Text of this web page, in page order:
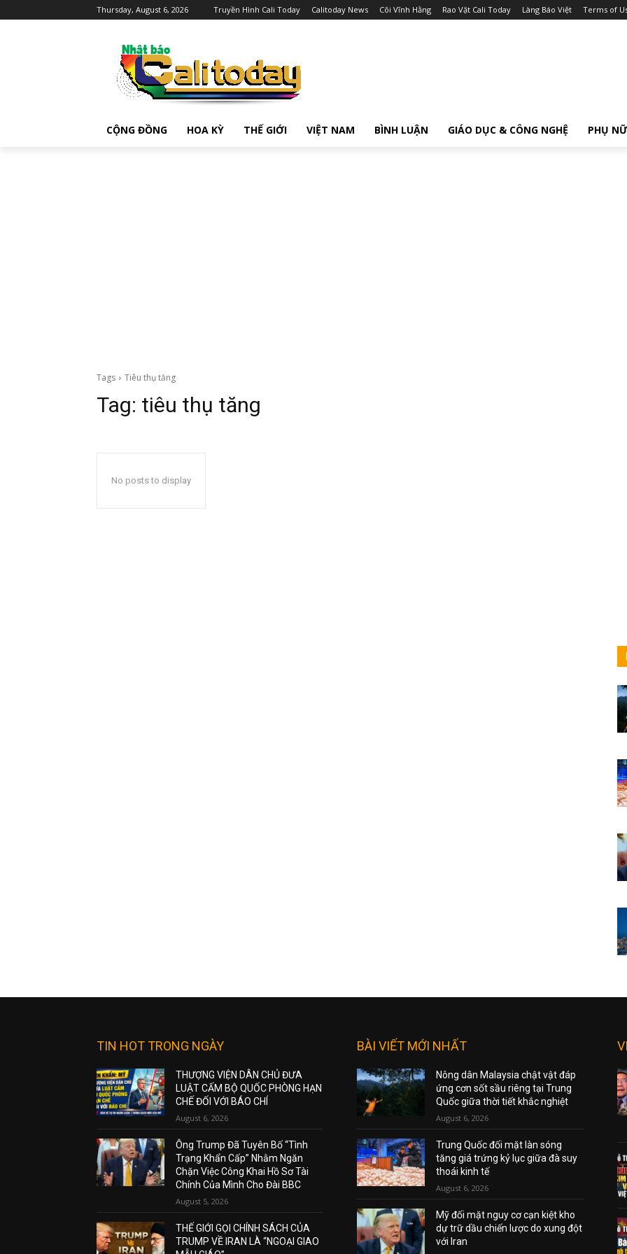
Thursday, August 6, 2026 Truyền Hình Cali Today Calitoday News Cõi Vĩnh Hằng Rao Vặt Cali Today Làng Báo Việt Terms of
CỘNG ĐỒNG HOA KỲ THẾ GIỚI VIỆT NAM BÌNH LUẬN GIÁO DỤC & CÔNG NGHỆ PHỤ NỮ
Tags Tiêu thụ tăng
Tag: tiêu thụ tăng
No posts to display
TIN HOT TRONG NGÀY
THƯỢNG VIỆN DÂN CHỦ ĐƯA
LUẬT CẤM BỘ QUỐC PHÒNG HẠN
CHẾ ĐỐI VỚI BÁO CHÍ
August 6, 2026
Ông Trump Đã Tuyên Bố “Tình
Trạng Khẩn Cấp” Nhằm Ngăn
Chặn Việc Công Khai Hồ Sơ Tài
Chính Của Mình Cho Đài BBC
August 5, 2026
THẾ GIỚI GỌI CHÍNH SÁCH CỦA
TRUMP VỀ IRAN LÀ “NGOẠI GIAO
BÀI VIẾT MỚI NHẤT
Nông dân Malaysia chật vật đáp
ứng cơn sốt sầu riêng tại Trung
Quốc giữa thời tiết khắc nghiệt
August 6, 2026
Trung Quốc đối mặt làn sóng
tăng giá trứng kỷ lục giữa đà suy
thoái kinh tế
August 6, 2026
Mỹ đối mặt nguy cơ cạn kiệt kho
dự trữ dầu chiến lược do xung đột
với Iran